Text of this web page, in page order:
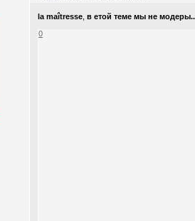
la maîtresse ,в етой теме мы не
0